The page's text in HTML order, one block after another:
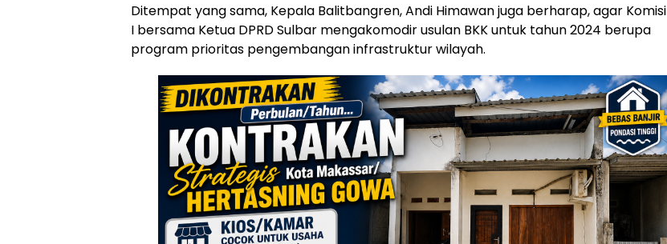
Ditempat yang sama, Kepala Balitbangren, Andi Himawan juga berharap, agar Komisi
I bersama Ketua DPRD Sulbar mengakomodir usulan BKK untuk tahun 2024 berupa
program prioritas pengembangan infrastruktur wilayah.